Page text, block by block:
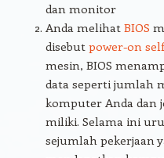
dan monitor
Anda melihat BIOS
disebut power-on
mesin, BIOS
data seperti jumlah
komputer Anda dan
miliki. Selama ini
sejumlah pekerjaan